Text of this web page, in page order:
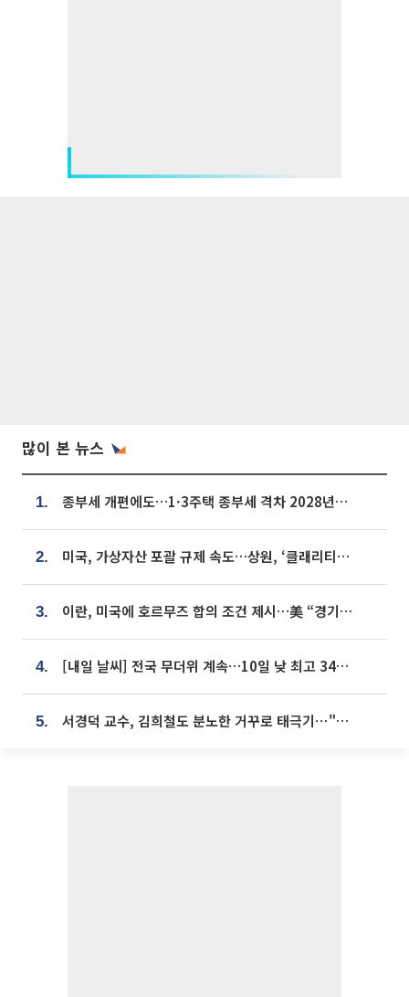
많이 본 뉴스
1. 종부세 개편에도…1·3주택 종부세 격차 2028년부터 확대
2. 미국, 가상자산 포괄 규제 속도…상원, ‘클래리티법’ 9월 절차투표 추진
3. 이란, 미국에 호르무즈 합의 조건 제시…美 “경기 아직 안 끝나” [종합]
4. [내일 날씨] 전국 무더위 계속…10일 낮 최고 34도 육박
5. 서경덕 교수, 김희철도 분노한 거꾸로 태극기⋯"엉터리는 아냐, 아쉬울 뿐"